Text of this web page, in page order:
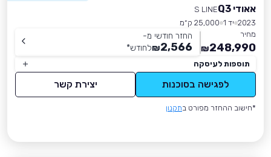
אאודי Q3
S LINE
2023 יד 1
25,000 ק״מ
מחיר
248,990
₪
החזר חודשי מ-
2,566
₪לחודש*
תוספות לעיסקה
לפגישה בסוכנות יצירת קשר
*חישוב ההחזר מפורט בתקנון